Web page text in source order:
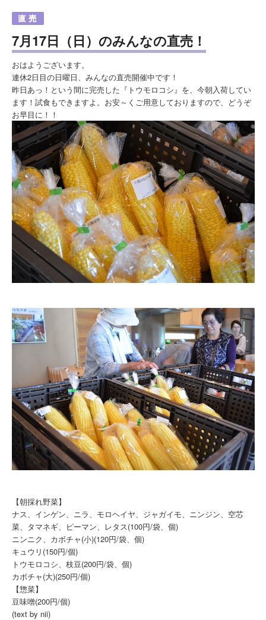
7月17日（日）のみんなの直売！
おはようございます。
連休2日目の日曜日、みんなの直売開催中です！
昨日あっ！という間に完売した『トウモロコシ』を、今朝入荷してい
ます！試食もできますよ。お安～くご用意しておりますので、どうぞ
お早目に！！
【朝採れ野菜】
ナス、インゲン、ニラ、モロヘイヤ、ジャガイモ、ニンジン、空芯
菜、タマネギ、ピーマン、レタス(100円/袋、個)
ニンニク、カボチャ(小)(120円/袋、個)
キュウリ(150円/個)
トウモロコシ、枝豆(200円/袋、個)
カボチャ(大)(250円/個)
【惣菜】
豆味噌(200円/個)
(text by nii)